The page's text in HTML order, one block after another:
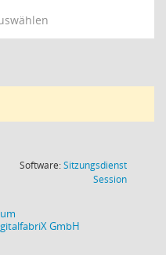
Software:Sitzungsdienst
Session(Wird in
GmbH